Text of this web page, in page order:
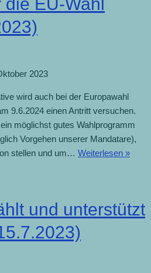
2023
wird auch bei der Europawahl
9.6.2024 einen Antritt versuchen.
möglichst gutes Wahlprogramm
Vorgehen unserer Mandatare),
stellen und um… Weiterlesen »
und unterstützt